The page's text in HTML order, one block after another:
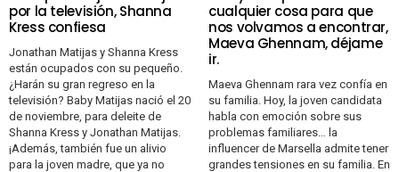
por la televisión, Shanna
Kress confiesa
Jonathan Matijas y Shanna Kress
están ocupados con su pequeño.
¿Harán su gran regreso en la
televisión? Baby Matijas nació el 20
de noviembre, para deleite de
Shanna Kress y Jonathan Matijas.
¡Además, también fue un alivio
para la joven madre, que ya no
cualquier cosa para que
nos volvamos a encontrar,
Maeva Ghennam, déjame
ir.
Maeva Ghennam rara vez confía en
su familia. Hoy, la joven candidata
habla con emoción sobre sus
problemas familiares… la
influencer de Marsella admite tener
grandes tensiones en su familia. En